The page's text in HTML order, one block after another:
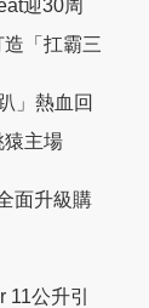
迎30周
「扛霸三
」熱血回
猿主場
面升級購
公升引